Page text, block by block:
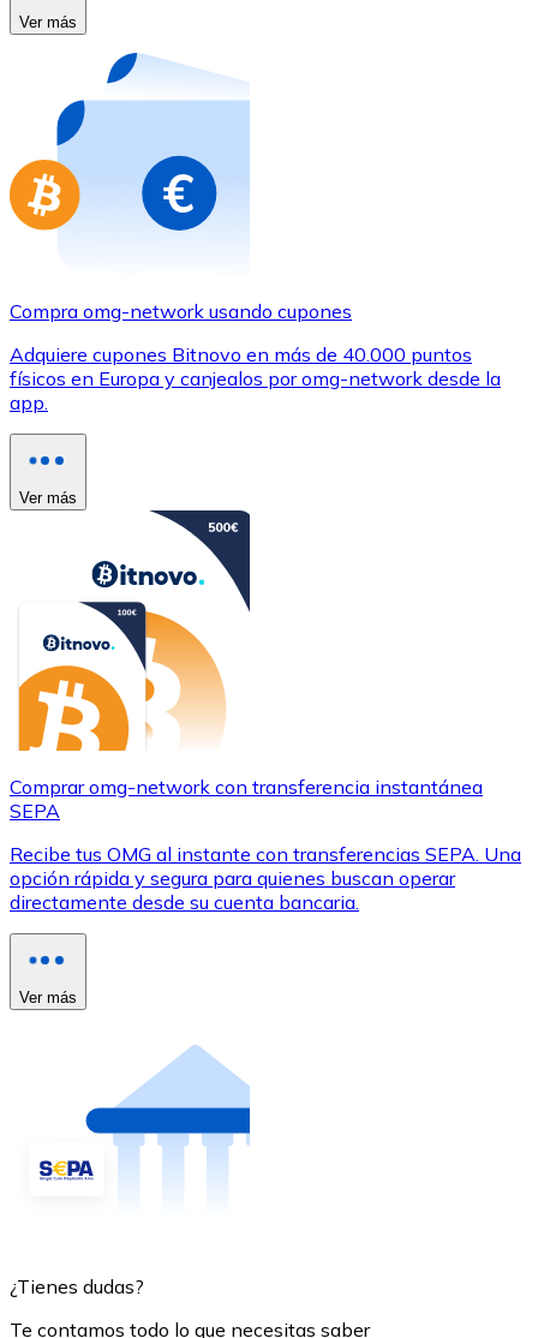
Ir a la tienda de tarjetas regalo
Ver más
Compra omg-network usando cupones
Adquiere cupones Bitnovo en más de 40.000 puntos
físicos en Europa y canjealos por omg-network desde la
app.
Ver más
Comprar omg-network con transferencia instantánea
SEPA
Recibe tus OMG al instante con transferencias SEPA. Una
opción rápida y segura para quienes buscan operar
directamente desde su cuenta bancaria.
Ver más
¿Tienes dudas?
Te contamos todo lo que necesitas saber